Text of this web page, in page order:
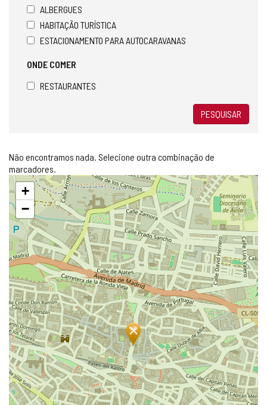
ALBERGUES
HABITAÇÃO TURÍSTICA
ESTACIONAMENTO PARA AUTOCARAVANAS
ONDE COMER
RESTAURANTES
PESQUISAR
Não encontramos nada. Selecione outra combinação de
marcadores.
Pular
mapa
+
−